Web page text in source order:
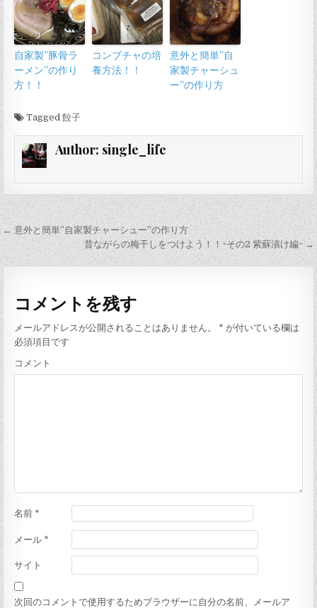
自家製”豚骨ラ
ーメン”の作り
方！！
コンブチャの培
養方法！！
意外と簡単”自
家製チャーシュ
ー”の作り方
Tagged餃子
Author: single_life
投
稿
ナ
ビ
ゲ
ー
シ
ョ
ン
← 意外と簡単”自家製チャーシュー”の作り方
昔ながらの梅干しをつけよう！！~その2 紫蘇漬け編~ →
コメントを残す
メールアドレスが公開されることはありません。 * が付いている欄は
必須項目です
コメント
名前 *
メール *
サイト
次回のコメントで使用するためブラウザーに自分の名前、メールア